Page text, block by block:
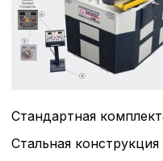
Стандартная
Стальная